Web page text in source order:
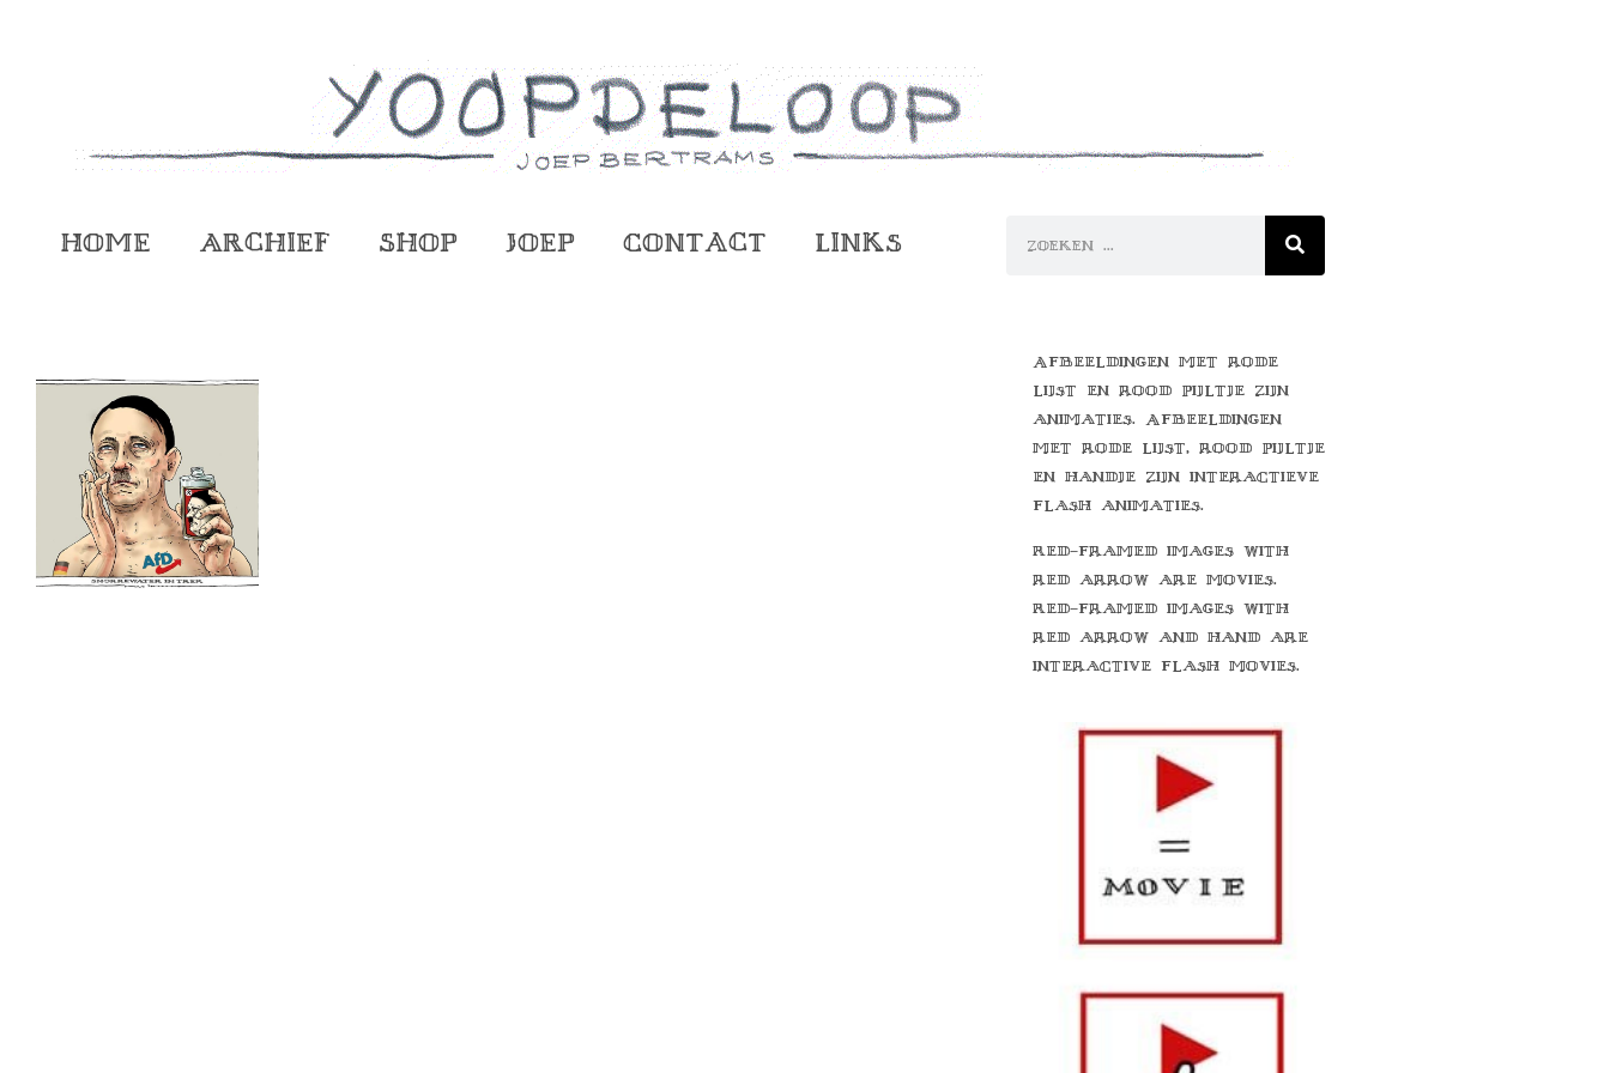
Home Archief Shop Joep Contact Links
Afbeeldingen met rode
lijst en rood pijltje zijn
animaties. Afbeeldingen
met rode lijst, rood pijltje
en handje zijn interactieve
flash animaties.
Red-framed images with
red arrow are movies.
Red-framed images with
red arrow and hand are
interactive flash movies.